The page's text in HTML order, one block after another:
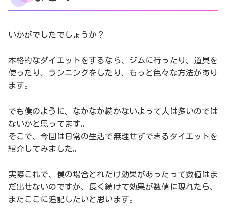
いかがでしたでしょうか？
本格的なダイエットをするなら、ジムに行ったり、道具を
使ったり、ランニングをしたり、もっと色々な方法があり
ます。
でも僕のように、なかなか続かないよって人は多いのでは
ないかと思ってます。
そこで、今回は日常の生活で無理せずできるダイエットを
紹介してみました。
実際これで、僕の場合どれだけ効果があったって数値はま
だ出せないのですが、長く続けて効果が数値に現れたら、
またここに追記したいと思います。